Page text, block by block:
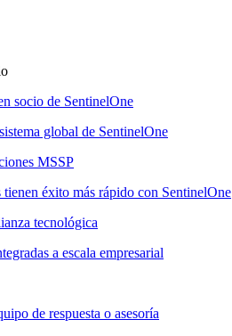
socio de SentinelOne
global de SentinelOne
MSSP
éxito más rápido con SentinelOne
tecnológica
a escala empresarial
de respuesta o asesoría